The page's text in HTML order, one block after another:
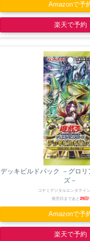
Amazonで予
楽天で予約
デッキビルドパック －グロリ
ズ－
コナミデジタルエンタテイ
発売日まであと 29日!
Amazonで予
楽天で予約